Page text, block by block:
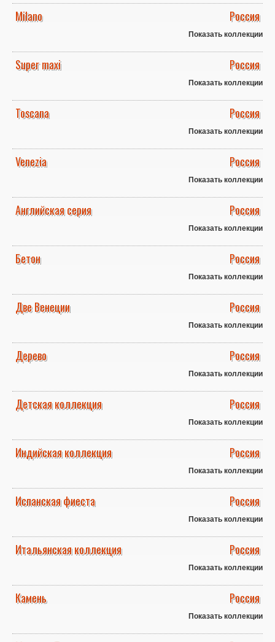
Milano Россия
Показать коллекции
Super maxi Россия
Показать коллекции
Toscana Россия
Показать коллекции
Venezia Россия
Показать коллекции
Английская серия Россия
Показать коллекции
Бетон Россия
Показать коллекции
Две Венеции Россия
Показать коллекции
Дерево Россия
Показать коллекции
Детская коллекция Россия
Показать коллекции
Индийская коллекция Россия
Показать коллекции
Испанская фиеста Россия
Показать коллекции
Итальянская коллекция Россия
Показать коллекции
Камень Россия
Показать коллекции